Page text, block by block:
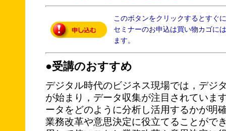
このボタンをクリックするとすぐ
セミナーのお申込は買い物カゴに
ます。
●受講のおすすめ
デジタル時代のビジネス現場では，デジ
が始まり，データ収集が注目されていま
ータをどのように分析し活用するかが明
業務改革や意思決定に役立てることがで